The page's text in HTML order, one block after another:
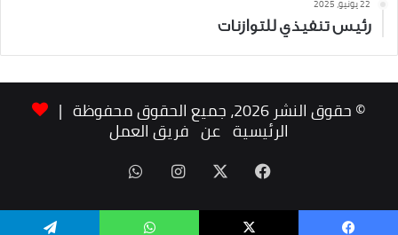
22 يونيو، 2025
رئيس تنفيذي للتوازنات
© حقوق النشر 2026، جميع الحقوق محفوظة |
الرئيسية عن فريق العمل
فيسبوك
انستقرامواتساب